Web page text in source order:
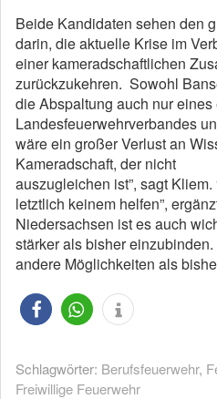
Beide Kandidaten sehen den
darin, die aktuelle Krise im
einer kameradschaftlichen
zurückzukehren. Sowohl
die Abspaltung auch nur
Landesfeuerwehrverbandes
wäre ein großer Verlust an
Kameradschaft, der nicht
auszugleichen ist”, sagt
letztlich keinem helfen”,
Niedersachsen ist es auch
stärker als bisher
andere Möglichkeiten als
Schlagwörter: Berufsfeuerwehr,
Freiwillige Feuerwehr